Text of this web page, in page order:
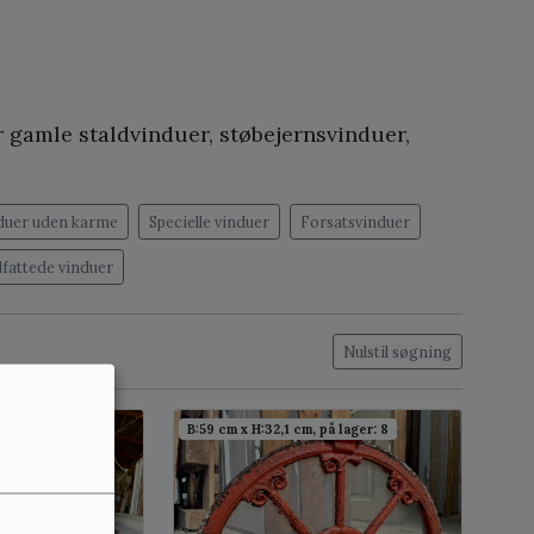
staldvinduer, støbejernsvinduer,
uden karme Specielle vinduer Forsatsvinduer
vinduer
Nulstil søgning
på lager: 3 B:59 cm x H:32,1 cm, på lager: 8